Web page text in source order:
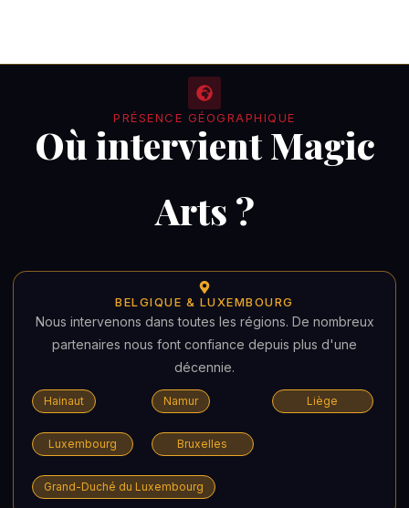
PRÉSENCE GÉOGRAPHIQUE
Où intervient Magic
Arts ?
BELGIQUE & LUXEMBOURG
Nous intervenons dans toutes les régions. De nombreux
partenaires nous font confiance depuis plus d'une
décennie.
Hainaut Namur Liège
Luxembourg Bruxelles
Grand-Duché du Luxembourg